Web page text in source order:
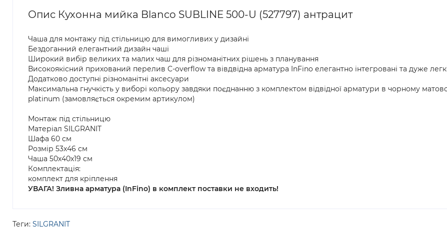
Опис Кухонна мийка Blanco SUBLINE 500-U (527797) антрацит
Чаша для монтажу під стільницю для вимогливих у дизайні
Бездоганний елегантний дизайн чаші
Широкий вибір великих та малих чаш для різноманітних рішень з планування
Високоякісний прихований перелив C-overflow та вівдвідна арматура InFino елегантно інтегровані та дуже
Додатково доступні різноманітні аксесуари
Максимальна гнучкість у виборі кольору завдяки поєднанню з комплектом відвідної арматури в чорному
platinum (замовляється окремим артикулом)
Монтаж під стільницю
Матеріал SILGRANIT
Шафа 60 см
Розмір 53х46 см
Чаша 50х40х19 см
Комплектація:
комплект для кріплення
УВАГА! Зливна арматура (InFino) в комплект поставки не входить!
Теги: SILGRANIT